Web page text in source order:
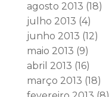
agosto 2013 (18)
julho 2013 (4)
junho 2013 (12)
maio 2013 (9)
abril 2013 (16)
março 2013 (18)